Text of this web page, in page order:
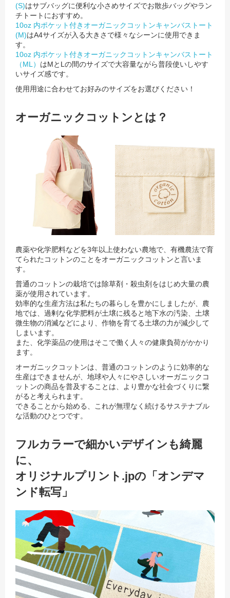
(S)はサブバッグに便利な小さめサイズでお散歩バッグやラン
チトートにおすすめ。
10oz 内ポケット付きオーガニックコットンキャンバストート
(M)はA4サイズが入る大きさで様々なシーンに使用できま
す。
10oz 内ポケット付きオーガニックコットンキャンバストート
（ML） はMとLの間のサイズで大容量ながら普段使いしやす
いサイズ感です。
使用用途に合わせてお好みのサイズをお選びください！
オーガニックコットンとは？
農薬や化学肥料などを3年以上使わない農地で、有機農法で育
てられたコットンのことをオーガニックコットンと言いま
す。
普通のコットンの栽培では除草剤・殺虫剤をはじめ大量の農
薬が使用されています。
効率的な生産方法は私たちの暮らしを豊かにしましたが、農
地では、過剰な化学肥料が土壌に残ると地下水の汚染、土壌
微生物の消滅などにより、 作物を育てる土壌の力が減少して
しまいます。
また、化学薬品の使用はそこで働く人々の健康負荷がかかり
ます。
オーガニックコットンは、普通のコットンのように効率的な
生産はできませんが、地球や人々にやさしいオーガニックコ
ットンの商品を普及することは、 より豊かな社会づくりに繋
がると考えられます。
できることから始める、これが無理なく続けるサステナブル
な活動のひとつです。
フルカラーで細かいデザインも綺麗
に、
オリジナルプリント.jpの「オンデマ
ンド転写」